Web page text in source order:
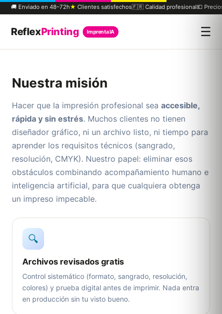
🚚 Enviado en 48–72h★ Clientes satisfechos🇫🇷 Calidad profesional💶
ReflexPrinting Imprenta IA ☰
Nuestra misión
Hacer que la impresión profesional sea accesible,
rápida y sin estrés. Muchos clientes no tienen
diseñador gráfico, ni un archivo listo, ni tiempo para
aprender los requisitos técnicos (sangrado,
resolución, CMYK). Nuestro papel: eliminar esos
obstáculos combinando acompañamiento humano e
inteligencia artificial, para que cualquiera obtenga
un impreso impecable.
🔍
Archivos revisados gratis
Control sistemático (formato, sangrado, resolución,
colores) y prueba digital antes de imprimir. Nada entra
en producción sin tu visto bueno.